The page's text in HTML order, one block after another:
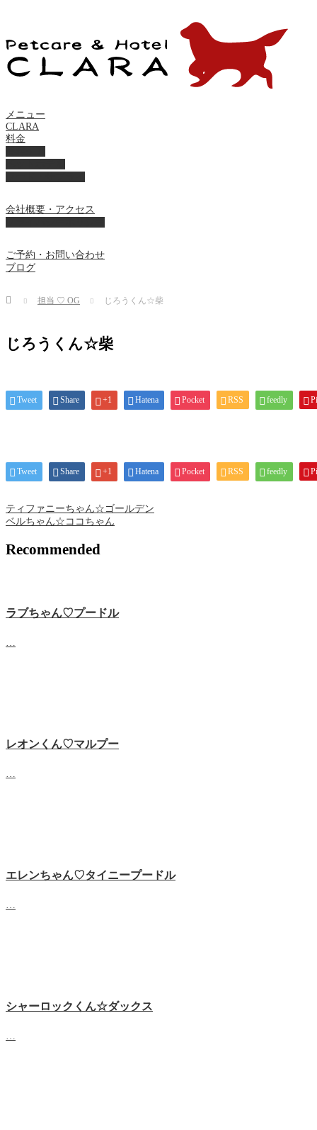
メニュー
CLARA
料金
会社概要・アクセス
ご予約・お問い合わせ
ブログ
Home 担当 ♡ OG じろうくん☆柴
じろうくん☆柴
Tweet Share +1 Hatena Pocket RSS feedly
Tweet Share +1 Hatena Pocket RSS feedly
ティファニーちゃん☆ゴールデン
ベルちゃん☆ココちゃん
Recommended
ラブちゃん♡プードル
レオンくん♡マルプー
エレンちゃん♡タイニープードル
シャーロックくん☆ダックス